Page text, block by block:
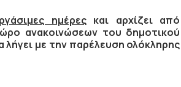
ημέρες και αρχίζει από
ανακοινώσεων του δημοτικού
λήγει µε την παρέλευση ολόκληρης